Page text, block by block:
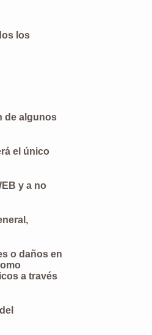
los
de algunos
el único
y a no
o daños en
a través